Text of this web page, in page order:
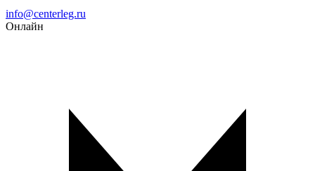
Email
info@centerleg.ru
Онлайн